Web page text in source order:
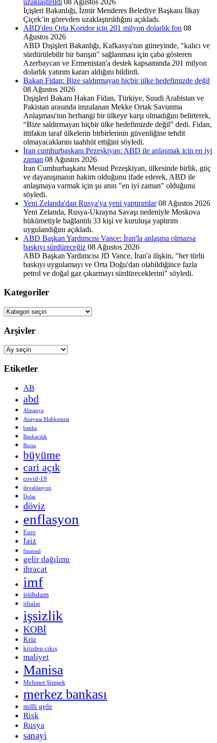
uzaklaştırıldı 08 Ağustos 2026
İçişleri Bakanlığı, İzmir Menderes Belediye Başkanı İlkay
Çiçek’in görevden uzaklaştırıldığını açıkladı.
ABD'den Orta Koridor için 201 milyon dolarlık fon 08
Ağustos 2026
ABD Dışişleri Bakanlığı, Kafkasya'nın güneyinde, "kalıcı ve
sürdürülebilir bir barışın" sağlanması için çaba gösteren
Azerbaycan ve Ermenistan'a destek kapsamında 201 milyon
dolarlık yatırım kararı aldığını bildirdi.
Bakan Fidan: Bize saldırmayan hiçbir ülke hedefimizde değil
08 Ağustos 2026
Dışişleri Bakanı Hakan Fidan, Türkiye, Suudi Arabistan ve
Pakistan arasında imzalanan Mekke Ortak Savunma
Anlaşması'nın herhangi bir ülkeye karşı olmadığını belirterek,
“Bize saldırmayan hiçbir ülke hedefimizde değil” dedi. Fidan,
ittifakın taraf ülkelerin birbirlerinin güvenliğine tehdit
olmayacaklarını taahhüt ettiğini söyledi.
İran cumhurbaşkanı Pezeşkiyan: ABD ile anlaşmak için en iyi
zaman 08 Ağustos 2026
İran Cumhurbaşkanı Mesud Pezeşkiyan, ülkesinde birlik, güç
ve dayanışmanın hakim olduğunu ifade ederek, ABD ile
anlaşmaya varmak için şu anın "en iyi zaman" olduğunu
söyledi.
Yeni Zelanda'dan Rusya'ya yeni yaptırımlar 08 Ağustos 2026
Yeni Zelanda, Rusya-Ukrayna Savaşı nedeniyle Moskova
hükümetiyle bağlantılı 33 kişi ve kuruluşa yaptırım
uygulandığını açıkladı.
ABD Başkan Yardımcısı Vance: İran'la anlaşma olmazsa
baskıyı sürdüreceğiz 08 Ağustos 2026
ABD Başkan Yardımcısı JD Vance, İran'a ilişkin, "her türlü
baskıyı uygulamayı ve Orta Doğu'dan olabildiğince fazla
petrol ve doğal gaz çıkarmayı sürdüreceklerini" söyledi.
Kategoriler
Kategoriler
Arşivler
Arşivler
Etiketler
AB
abd
Almanya
Anayasa Mahkemesi
banka
Bankacılık
Borsa
büyüme
cari açık
covid-19
devalüasyon
Dolar
döviz
enflasyon
Euro
faiz
finansal
gelir dağılımı
ihracat
imf
istihdam
ithalat
işsizlik
KOBİ
Kriz
krizden çıkış
maliyet
Manisa
Mehmet Şimşek
merkez bankası
milli gelir
Risk
Rusya
sanayi